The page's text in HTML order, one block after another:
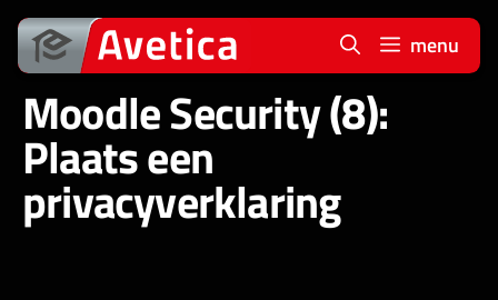
Ga
naar
de
inhoud
menu
Moodle Security (8):
Plaats een
privacyverklaring